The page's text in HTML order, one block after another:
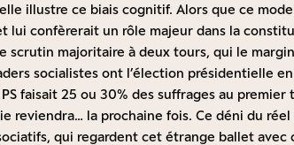
illustre ce biais cognitif. Alors que ce
lui confèrerait un rôle majeur dans la
scrutin majoritaire à deux tours, qui le
socialistes ont l’élection présidentielle
faisait 25 ou 30% des suffrages au
reviendra… la prochaine fois. Ce déni du
qui regardent cet étrange ballet avec